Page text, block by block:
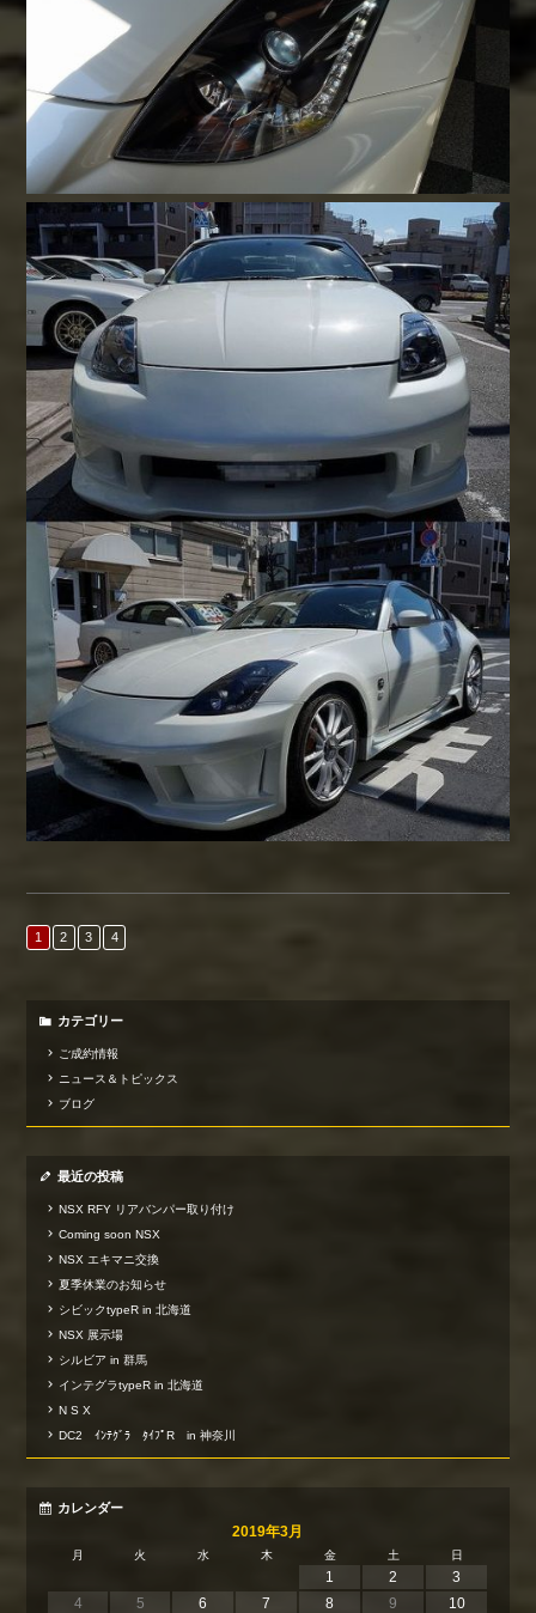
1 2 3 4
カテゴリー
ご成約情報
ニュース＆トピックス
ブログ
最近の投稿
NSX RFY リアバンパー取り付け
Coming soon NSX
NSX エキマニ交換
夏季休業のお知らせ
シビックtypeR in 北海道
NSX 展示場
シルビア in 群馬
インテグラtypeR in 北海道
N S X
DC2 ｲﾝﾃｸﾞﾗ ﾀｲﾌﾟR in 神奈川
カレンダー
2019年3月
月 火 水 木 金 土 日
1 2
3
4
5 6 7 8 9
10